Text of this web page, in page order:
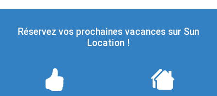
Réservez vos prochaines vacances sur Sun
Location !